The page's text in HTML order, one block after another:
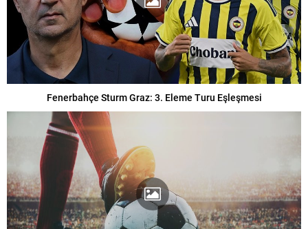
Fenerbahçe Sturm Graz: 3. Eleme Turu Eşleşmesi